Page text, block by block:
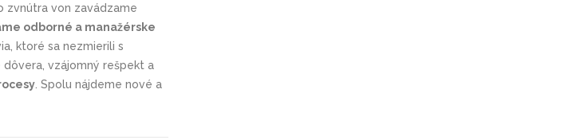
zvnútra von zavádzame
odborné a manažérske
ktoré sa nezmierili s
vzájomný rešpekt a
. Spolu nájdeme nové a